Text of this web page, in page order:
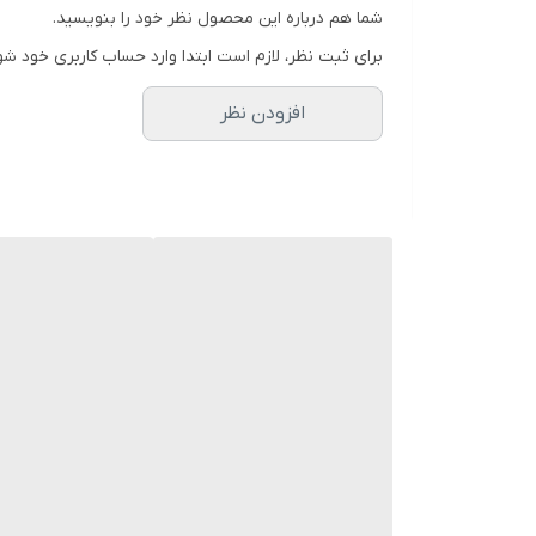
شما هم درباره این محصول نظر خود را بنویسید.
برای ثبت نظر، لازم است ابتدا وارد حساب کاربری خود
افزودن نظر